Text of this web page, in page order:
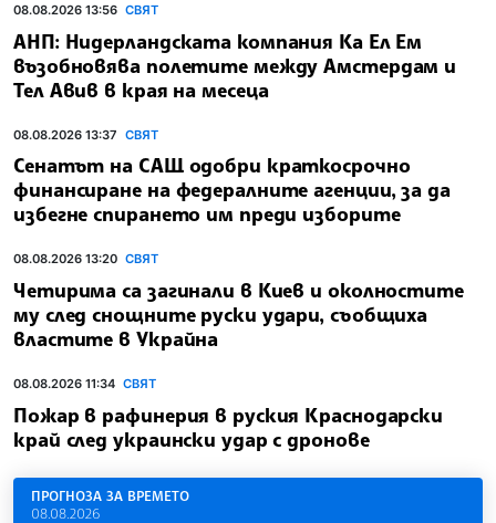
08.08.2026 13:56 СВЯТ
АНП: Нидерландската компания Ка Ел Ем
възобновява полетите между Амстердам и
Тел Авив в края на месеца
08.08.2026 13:37 СВЯТ
Сенатът на САЩ одобри краткосрочно
финансиране на федералните агенции, за да
избегне спирането им преди изборите
08.08.2026 13:20 СВЯТ
Четирима са загинали в Киев и околностите
му след снощните руски удари, съобщиха
властите в Украйна
08.08.2026 11:34 СВЯТ
Пожар в рафинерия в руския Краснодарски
край след украински удар с дронове
ПРОГНОЗА ЗА ВРЕМЕТО
08.08.2026